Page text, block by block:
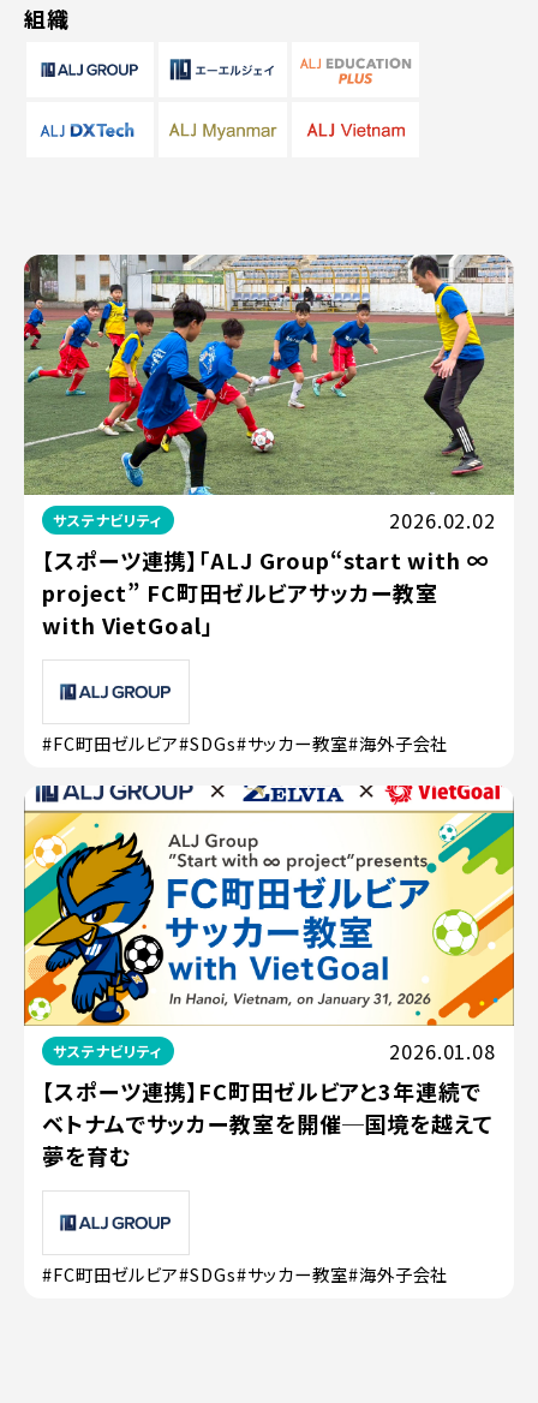
組織
サステナビリティ 2026.02.02
【スポーツ連携】「ALJ Group“start with ∞
project” FC町田ゼルビアサッカー教室
with VietGoal」
#FC町田ゼルビア#SDGs#サッカー教室#海外子会社
サステナビリティ 2026.01.08
【スポーツ連携】FC町田ゼルビアと3年連続で
ベトナムでサッカー教室を開催─国境を越えて
夢を育む
#FC町田ゼルビア#SDGs#サッカー教室#海外子会社